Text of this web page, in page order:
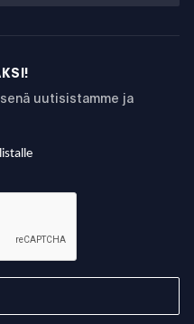
uutisistamme ja